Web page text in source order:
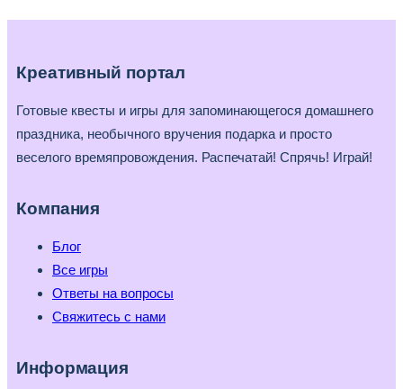
Креативный портал
Готовые квесты и игры для запоминающегося домашнего
праздника, необычного вручения подарка и просто
веселого времяпровождения. Распечатай! Спрячь! Играй!
Компания
Блог
Все игры
Ответы на вопросы
Свяжитесь с нами
Информация